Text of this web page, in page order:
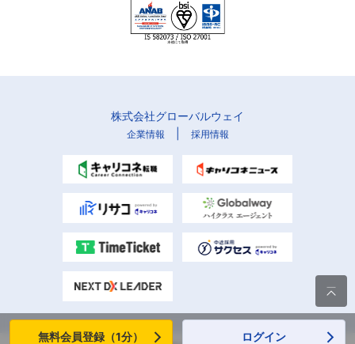
株式会社グローバルウェイ
企業情報 採用情報

無料会員登録（1分） ログイン